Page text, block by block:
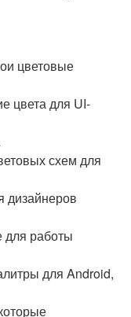
цветовые
цвета для UI-
схем для
дизайнеров
для работы
для Android,